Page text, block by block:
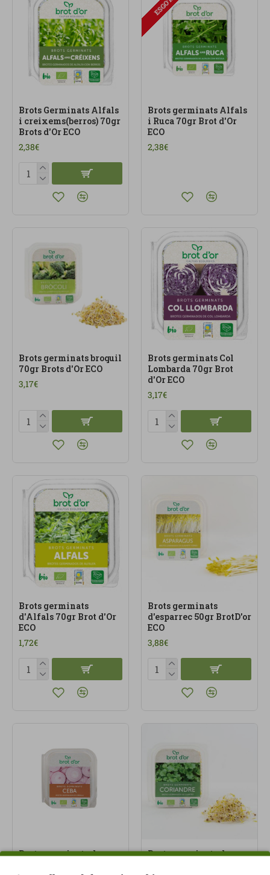
Brots Germinats Alfals
i creixems(berros) 70gr
Brots d'Or ECO
2,38€
Brots germinats Alfals
i Ruca 70gr Brot d'Or
ECO
2,38€
Brots germinats broquil
70gr Brots d'Or ECO
3,17€
Brots germinats Col
Lombarda 70gr Brot
d'Or ECO
3,17€
Brots germinats
d'Alfals 70gr Brot d'Or
ECO
1,72€
Brots germinats
d'esparrec 50gr BrotD'or
ECO
3,88€
Brots germinats de
Brots germinats de